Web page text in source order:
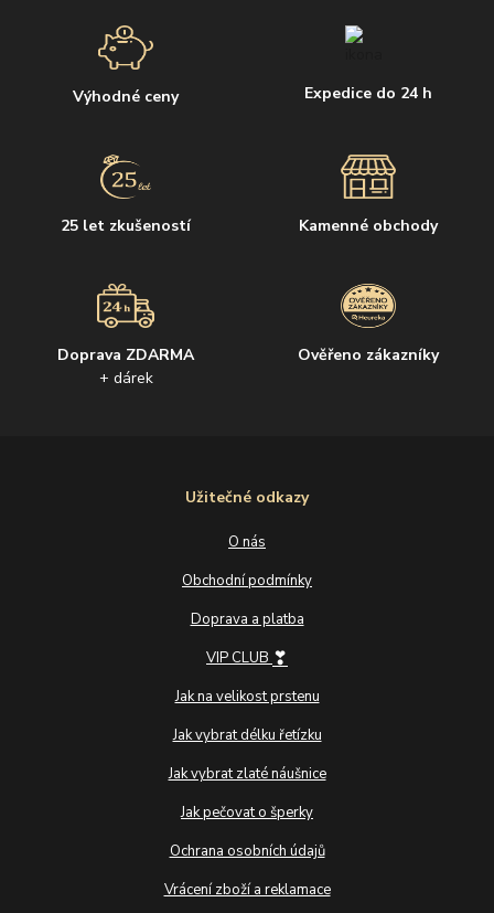
Výhodné ceny Expedice do 24 h
25 let zkušeností Kamenné obchody
Doprava ZDARMA
+ dárek
Ověřeno zákazníky
Užitečné odkazy
O nás
Obchodní podmínky
Doprava a platba
VIP CLUB ❣
Jak na velikost prstenu
Jak vybrat délku řetízku
Jak vybrat zlaté náušnice
Jak pečovat o šperky
Ochrana osobních údajů
Vrácení zboží a reklamace